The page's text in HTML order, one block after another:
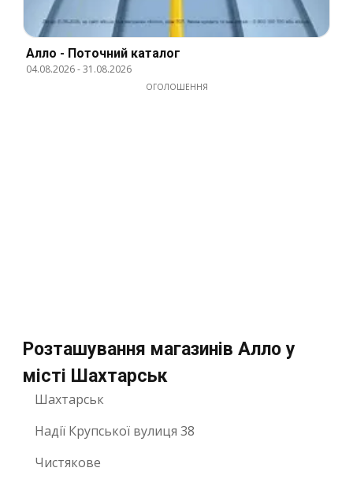
Алло - Поточний каталог
04.08.2026-31.08.2026
ОГОЛОШЕННЯ
Розташування магазинів Алло у
місті Шахтарськ
Шахтарськ
Надії Крупської вулиця 38
Чистякове